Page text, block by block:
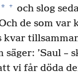
* + och slog
de som var
kvar
’Saul –
vi får döda